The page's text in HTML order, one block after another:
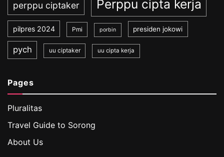
perppu ciptaker Perppu cipta kerja
pilpres 2024 Pmi porbin presiden jokowi
pych uu ciptaker uu cipta kerja
Pages
Pluralitas
Travel Guide to Sorong
About Us